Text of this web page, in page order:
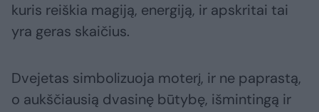
kuris reiškia magiją, energiją, ir apskritai tai
yra geras skaičius.
Dvejetas simbolizuoja moterį, ir ne paprastą,
o aukščiausią dvasinę būtybę, išmintingą ir